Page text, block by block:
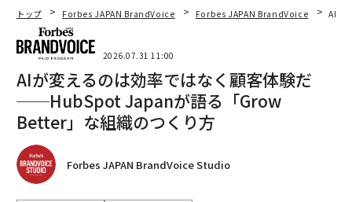
トップ Forbes JAPAN BrandVoice Forbes JAPAN BrandVoice AIが
2026.07.31 11:00
AIが変えるのは効率ではなく顧客体験だ
──HubSpot Japanが語る「Grow
Better」な組織のつくり方
Forbes JAPAN BrandVoice Studio